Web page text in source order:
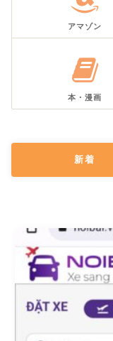
アマゾン
本・漫画
新着